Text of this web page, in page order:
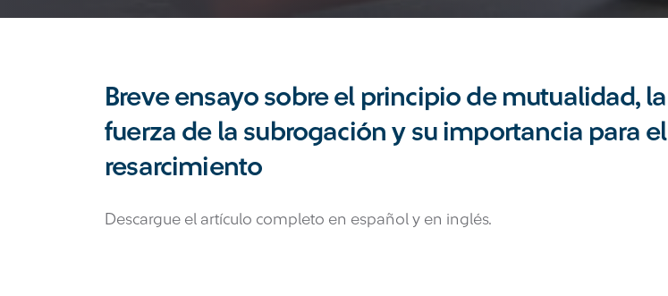
Breve ensayo sobre el principio de mutualidad, la
fuerza de la subrogación y su importancia para el
resarcimiento
Descargue el artículo completo en español y en inglés.